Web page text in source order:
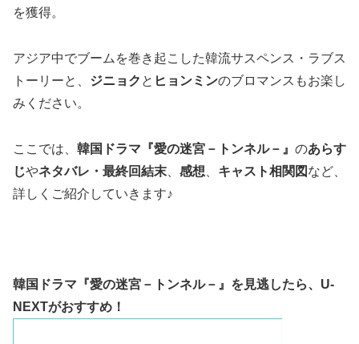
を獲得。
アジア中でブームを巻き起こした韓流サスペンス・ラブス
トーリーと、 ジニョク と ヒョンミンのブロマンスもお楽し
みください。
ここでは、 韓国ドラマ『愛の迷宮－トンネル－』 のあらす
じやネタバレ・最終回結末 感想 キャスト相関図 など、
詳しくご紹介していきます♪
韓国ドラマ『愛の迷宮－トンネル－』を見逃したら、 U-
NEXTがおすすめ！